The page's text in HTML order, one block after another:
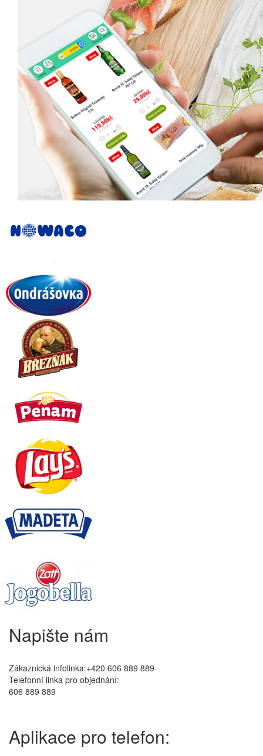
Napište nám
Zákaznická infolinka:+420 606 889 889
Telefonní linka pro objednání:
606 889 889
Aplikace pro telefon: